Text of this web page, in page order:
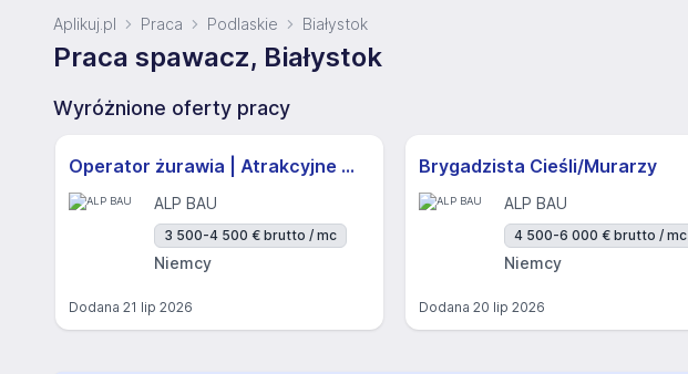
Aplikuj.pl Praca Podlaskie Białystok
Praca spawacz, Białystok
Wyróżnione oferty pracy
Operator żurawia | Atrakcyjne Warunki
ALP BAU
3 500-4 500 € brutto / mc
Niemcy
Dodana 21 lip 2026
Brygadzista Cieśli/Murarzy
ALP BAU
4 500-6 000 € brutto / mc
Niemcy
Dodana 20 lip 2026